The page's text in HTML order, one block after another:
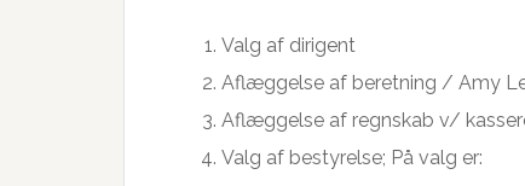
Valg af dirigent
Aflæggelse af beretning / Amy
Aflæggelse af regnskab v/
Valg af bestyrelse; På valg er: